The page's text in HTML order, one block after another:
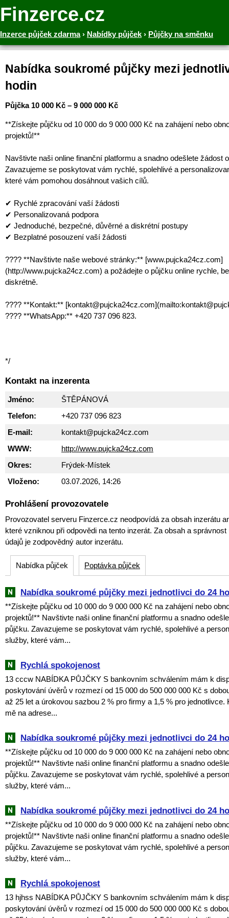
Finzerce.cz
Inzerce půjček zdarma› Nabídky půjček › Půjčky na směnku
Nabídka soukromé půjčky mezi
hodin
Půjčka 10 000 Kč – 9 000 000 Kč
**Získejte půjčku od 10 000 do 9 000 000 Kč na zahájení nebo
projektů!**
Navštivte naši online finanční platformu a snadno odešlete žádost
Zavazujeme se poskytovat vám rychlé, spolehlivé a
které vám pomohou dosáhnout vašich cílů.
✔ Rychlé zpracování vaší žádosti
✔ Personalizovaná podpora
✔ Jednoduché, bezpečné, důvěrné a diskrétní postupy
✔ Bezplatné posouzení vaší žádosti
???? **Navštivte naše webové stránky:** [www.pujcka24cz.com]
(http://www.pujcka24cz.com) a požádejte o půjčku online rychle,
diskrétně.
???? **Kontakt:**
???? **WhatsApp:** +420 737 096 823.
*/
Kontakt na inzerenta
Jméno:
ŠTĚPÁNOVÁ
Telefon:
+420 737 096 823
E-mail:
kontakt@pujcka24cz.com
WWW:
http://www.pujcka24cz.com
Okres:
Frýdek-Místek
Vloženo:
03.07.2026, 14:26
Prohlášení provozovatele
Provozovatel serveru Finzerce.cz neodpovídá za obsah inzerátu
které vzniknou při odpovědi na tento inzerát. Za obsah a
údajů je zodpovědný autor inzerátu.
Nabídka půjček Poptávka půjček
Nabídka soukromé půjčky mezi jednotlivci do 24
**Získejte půjčku od 10 000 do 9 000 000 Kč na zahájení nebo
projektů!** Navštivte naši online finanční platformu a snadno
půjčku. Zavazujeme se poskytovat vám rychlé, spolehlivé a
služby, které vám...
Rychlá spokojenost
13 cccw NABÍDKA PŮJČKY S bankovním schválením mám k
poskytování úvěrů v rozmezí od 15 000 do 500 000 000 Kč s
až 25 let a úrokovou sazbou 2 % pro firmy a 1,5 % pro jednotlivce.
mě na adrese...
Nabídka soukromé půjčky mezi jednotlivci do 24
**Získejte půjčku od 10 000 do 9 000 000 Kč na zahájení nebo
projektů!** Navštivte naši online finanční platformu a snadno
půjčku. Zavazujeme se poskytovat vám rychlé, spolehlivé a
služby, které vám...
Nabídka soukromé půjčky mezi jednotlivci do 24
**Získejte půjčku od 10 000 do 9 000 000 Kč na zahájení nebo
projektů!** Navštivte naši online finanční platformu a snadno
půjčku. Zavazujeme se poskytovat vám rychlé, spolehlivé a
služby, které vám...
Rychlá spokojenost
13 hjhss NABÍDKA PŮJČKY S bankovním schválením mám k
poskytování úvěrů v rozmezí od 15 000 do 500 000 000 Kč s